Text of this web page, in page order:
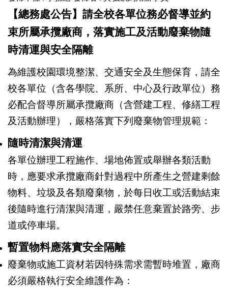
【總務處公告】請全校各單位務必督導並約
束所屬承攬廠商，落實施工及活動廢棄物隨
時清運與安全隔離
為維護校園環境整潔、交通安全及生態保育，請全
校各單位（含各學院、系所、中心及行政單位）務
必配合督導所屬承攬廠商（含營建工程、修繕工程
及活動辦理），嚴格落實下列廢棄物管理規範：
隨時清潔與清運
各單位辦理工程施作、場地佈置或舉辦各類活動
時，應要求承攬廠商針對過程中所產生之營建剩餘
物料、垃圾及各類廢棄物，於每日收工或活動結束
後隨時進行清潔與清運，嚴禁任意棄置於路旁、步
道或停車場。
暫置物料應落實安全隔離
廢棄物或施工資材若因特殊需求需暫時堆置，廠商
必須嚴格執行安全維護作為：